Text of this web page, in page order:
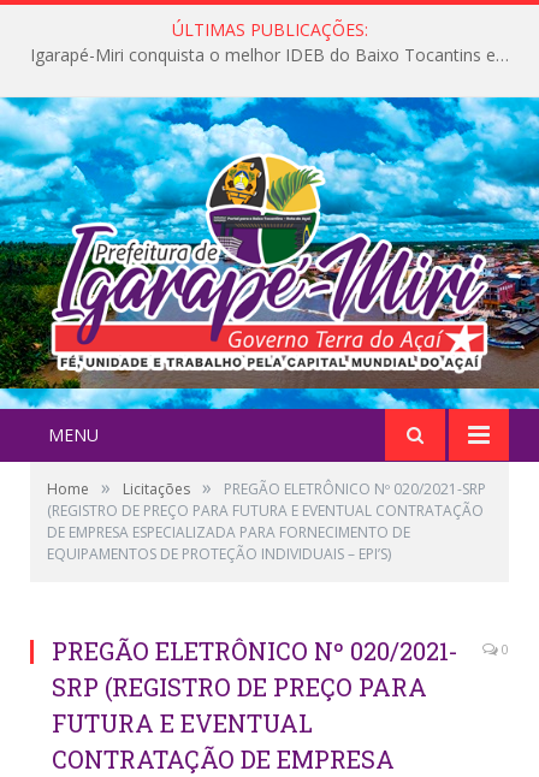
ÚLTIMAS PUBLICAÇÕES:
Igarapé-Miri conquista o melhor IDEB do Baixo Tocantins e avança na qualidade da educação pública
MENU
Home » Licitações »
PREGÃO ELETRÔNICO Nº 020/2021-SRP
(REGISTRO DE PREÇO PARA FUTURA E EVENTUAL CONTRATAÇÃO
DE EMPRESA ESPECIALIZADA PARA FORNECIMENTO DE
EQUIPAMENTOS DE PROTEÇÃO INDIVIDUAIS – EPI’S)
PREGÃO ELETRÔNICO Nº 020/2021-
SRP (REGISTRO DE PREÇO PARA
FUTURA E EVENTUAL
CONTRATAÇÃO DE EMPRESA
0